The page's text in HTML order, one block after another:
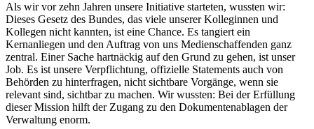
Als wir vor zehn Jahren unsere ­Initiative starteten, wussten wir:
Dieses Gesetz des Bundes, das viele unserer Kolleginnen und
Kollegen nicht kannten, ist eine Chance. Es tangiert ein
Kernanliegen und den Auftrag von uns Medienschaffenden ganz
zentral. Einer Sache hartnäckig auf den Grund zu gehen, ist unser
Job. Es ist unsere Verpflichtung, offizielle Statements auch von
Behörden zu hinterfragen, nicht sichtbare Vorgänge, wenn sie
relevant sind, sichtbar zu machen. Wir wussten: Bei der Erfüllung
dieser Mission hilft der Zugang zu den Dokumentenablagen der
Verwaltung enorm.